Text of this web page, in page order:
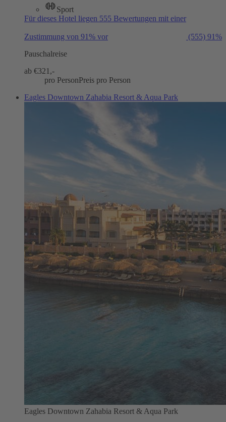
Sport
Für dieses Hotel liegen 555 Bewertungen mit einer
Zustimmung von 91% vor (555) 91%
Pauschalreise
ab €321,-
pro PersonPreis pro Person
Eagles Downtown Zahabia Resort & Aqua Park
Eagles Downtown Zahabia Resort & Aqua Park